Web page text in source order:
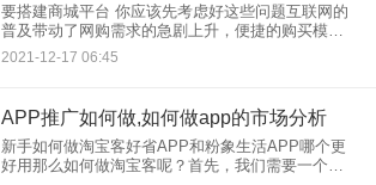
要搭建商城平台 你应该先考虑好这些问题互联网的
普及带动了网购需求的急剧上升，便捷的购买模式
进一步适应了懒人时代的生活方式，为人们创造了
极大的便利，同时也促使所有在线企业纷纷开通互
2021-12-17 06:45
APP推广如何做,如何做app的市场分析
新手如何做淘宝客好省APP和粉象生活APP哪个更
好用那么如何做淘宝客呢？首先，我们需要一个好